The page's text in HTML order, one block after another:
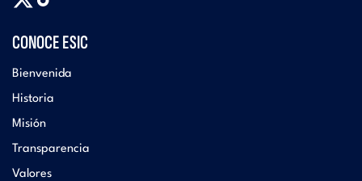
CONOCE ESIC
Bienvenida
Historia
Misión
Transparencia
Valores